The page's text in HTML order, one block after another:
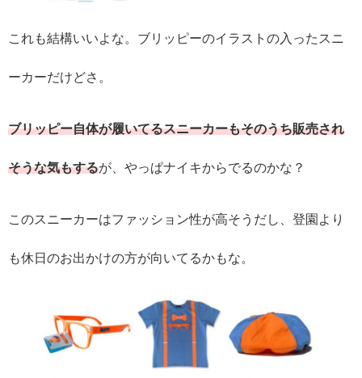
これも結構いいよな。ブリッピーのイラストの入ったスニ
ーカーだけどさ。
ブリッピー自体が履いてるスニーカーもそのうち販売され
そうな気もするが、やっぱナイキからでるのかな？
このスニーカーはファッション性が高そうだし、登園より
も休日のお出かけの方が向いてるかもな。